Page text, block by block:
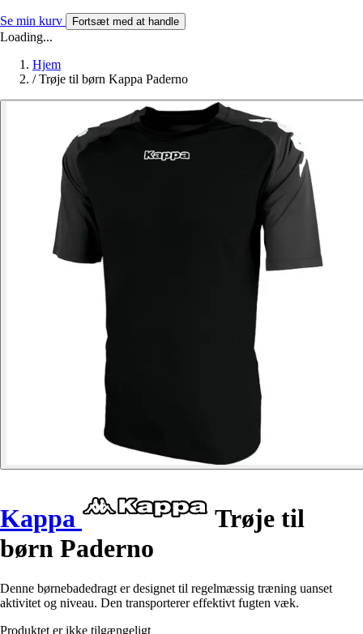
Se min kurv Fortsæt med at handle
Loading...
Hjem
/ Trøje til børn Kappa Paderno
Kappa
Trøje til
børn Paderno
Denne børnebadedragt er designet til regelmæssig træning uanset
aktivitet og niveau. Den transporterer effektivt fugten væk.
Produktet er ikke tilgængeligt